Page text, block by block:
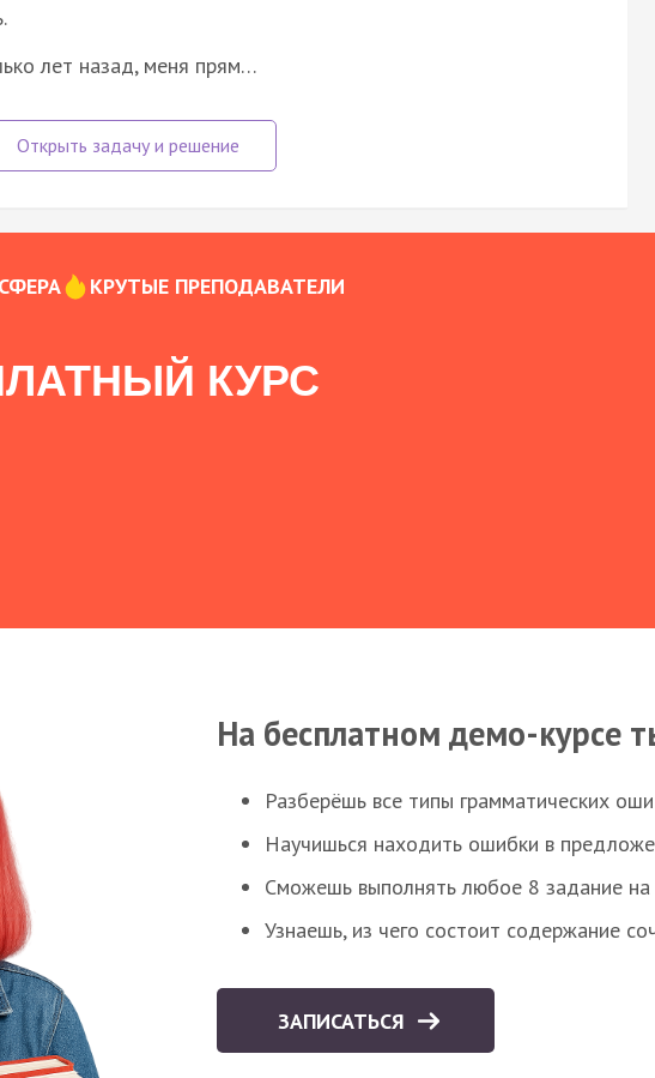
лет назад, меня прям…
КРУТЫЕ ПРЕПОДАВАТЕЛИ
КУРС
На бесплатном демо-курсе
Разберёшь все типы грамматических
Научишься находить ошибки в
Сможешь выполнять любое 8 задание
Узнаешь, из чего состоит содержание
ЗАПИСАТЬСЯ